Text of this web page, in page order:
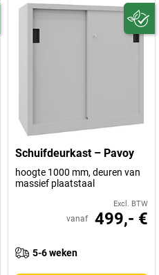
Schuifdeurkast – Pavoy
hoogte 1000 mm, deuren van
massief plaatstaal
Excl. BTW
vanaf 499,- €
5-6 weken